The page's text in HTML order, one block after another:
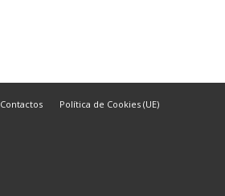
Contactos Política de Cookies (UE)